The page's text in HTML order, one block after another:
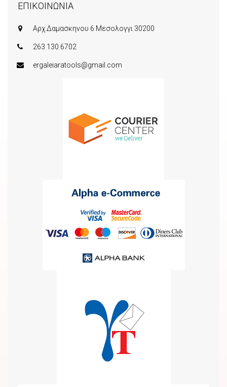
ΕΠΙΚΟΙΝΩΝΙΑ
Αρχ.Δαμασκηνου 6 Μεσολογγι 30200
263 130 6702
ergaleiaratools@gmail.com